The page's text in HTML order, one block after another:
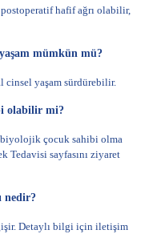
hafif ağrı olabilir,
mümkün mü?
cinsel yaşam sürdürebilir.
olabilir mi?
biyolojik çocuk sahibi olma
Tedavisisayfasını ziyaret
nedir?
Detaylı bilgi içiniletişim